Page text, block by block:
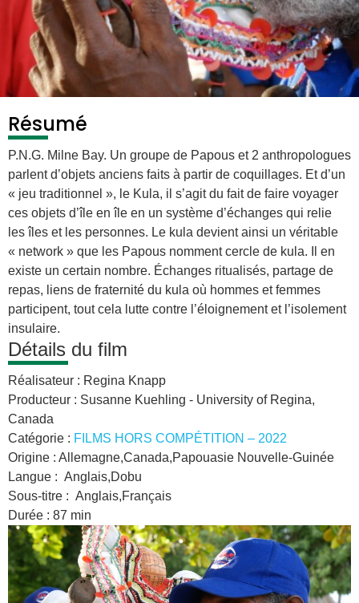
Résumé
P.N.G. Milne Bay. Un groupe de Papous et 2 anthropologues
parlent d’objets anciens faits à partir de coquillages. Et d’un
« jeu traditionnel », le Kula, il s’agit du fait de faire voyager
ces objets d’île en île en un système d’échanges qui relie
les îles et les personnes. Le kula devient ainsi un véritable
« network » que les Papous nomment cercle de kula. Il en
existe un certain nombre. Échanges ritualisés, partage de
repas, liens de fraternité du kula où hommes et femmes
participent, tout cela lutte contre l’éloignement et l’isolement
insulaire.
Détails du film
Réalisateur : Regina Knapp
Producteur : Susanne Kuehling - University of Regina,
Canada
Catégorie : FILMS HORS COMPÉTITION – 2022
Origine : Allemagne,Canada,Papouasie Nouvelle-Guinée
Langue : Anglais,Dobu
Sous-titre : Anglais,Français
Durée : 87 min